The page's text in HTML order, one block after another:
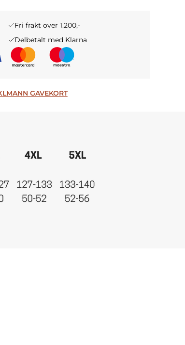
Fri frakt over 1.200,-
Delbetalt med Klarna
GAVEKORT